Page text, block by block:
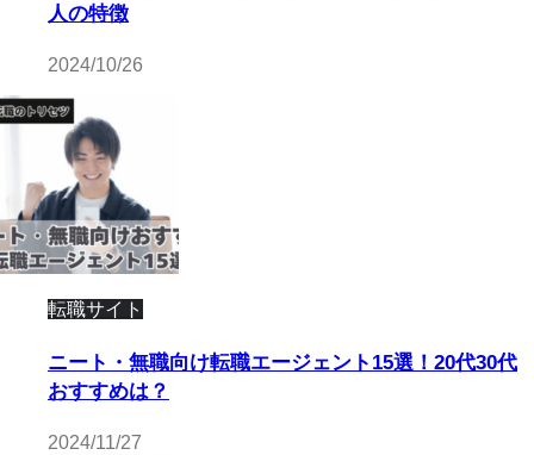
人の特徴
2024/10/26
転職サイト
ニート・無職向け転職エージェント15選！20代30代
おすすめは？
2024/11/27